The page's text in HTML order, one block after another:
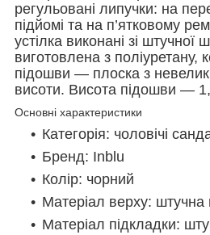
регульовані липучки: на
підйомі та на п’ятковому
устілка виконані зі штучної
виготовлена з поліуретану,
підошви — плоска з
висоти. Висота підошви —
Основні характеристики
Категорія: чоловічі
Бренд: Inblu
Колір: чорний
Матеріал верху: штучна
Матеріал підкладки: